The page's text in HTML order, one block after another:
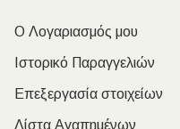
Ο Λογαριασμός μου
Ιστορικό Παραγγελιών
Επεξεργασία στοιχείων
Λίστα Αγαπημένων